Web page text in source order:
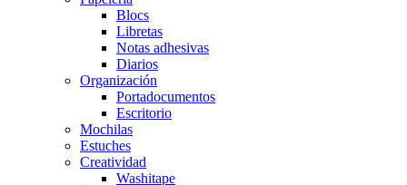
Blocs
Libretas
Notas adhesivas
Diarios
Organización
Portadocumentos
Escritorio
Mochilas
Estuches
Creatividad
Washitape